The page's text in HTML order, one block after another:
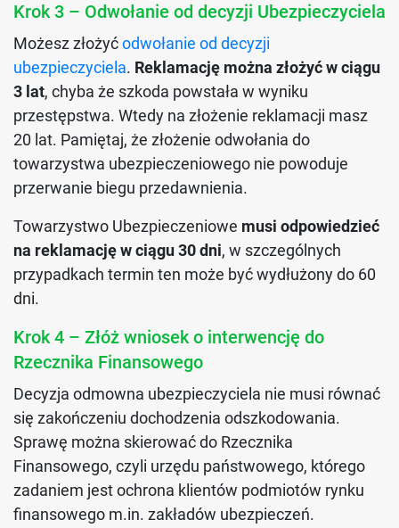
Krok 3 – Odwołanie od decyzji Ubezpieczyciela
Możesz złożyćodwołanie od decyzji
ubezpieczyciela. Reklamację można złożyć w ciągu
3 lat, chyba że szkoda powstała w wyniku
przestępstwa. Wtedy na złożenie reklamacji masz
20 lat. Pamiętaj, że złożenie odwołania do
towarzystwa ubezpieczeniowego nie powoduje
przerwanie biegu przedawnienia.
Towarzystwo Ubezpieczeniowe musi odpowiedzieć
na reklamację w ciągu 30 dni, w szczególnych
przypadkach termin ten może być wydłużony do 60
dni.
Krok 4 – Złóż wniosek o interwencję do
Rzecznika Finansowego
Decyzja odmowna ubezpieczyciela nie musi równać
się zakończeniu dochodzenia odszkodowania.
Sprawę można skierować do Rzecznika
Finansowego, czyli urzędu państwowego, którego
zadaniem jest ochrona klientów podmiotów rynku
finansowego m.in. zakładów ubezpieczeń.